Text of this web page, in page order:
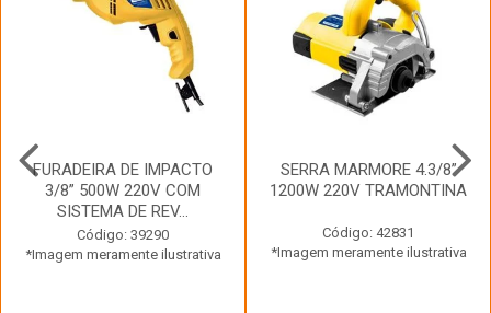
FURADEIRA DE IMPACTO
3/8” 500W 220V COM
SISTEMA DE REV...
Código: 39290
*Imagem meramente ilustrativa
SERRA MARMORE 4.3/8”
1200W 220V TRAMONTINA
Código: 42831
*Imagem meramente ilustrativa